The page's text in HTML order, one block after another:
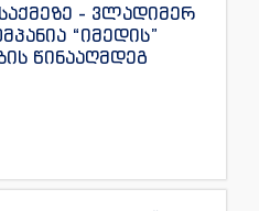
- ვლადიმერ
“იმედის”
წინააღმდეგ